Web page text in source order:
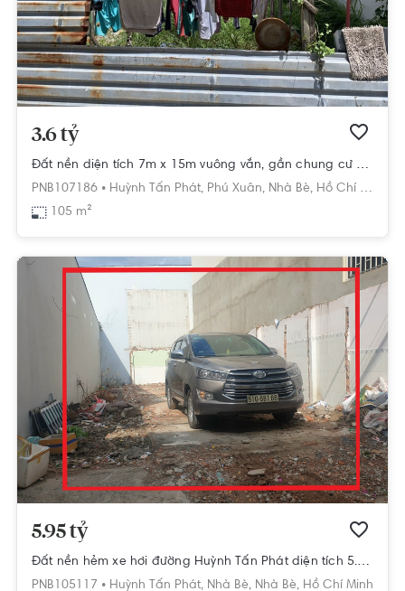
3.6 tỷ
Đất nền diện tích 7m x 15m vuông vắn, gần chung cư Tuấn Anh.
PNB107186 • Huỳnh Tấn Phát, Phú Xuân, Nhà Bè, Hồ Chí Minh
105 m²
5.95 tỷ
Đất nền hẻm xe hơi đường Huỳnh Tấn Phát diện tích 5.7m x 20m.
PNB105117 • Huỳnh Tấn Phát, Nhà Bè, Nhà Bè, Hồ Chí Minh